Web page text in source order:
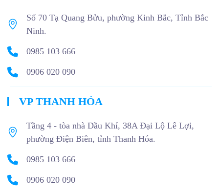
Số 70 Tạ Quang Bửu, phường Kinh Bắc, Tỉnh Bắc
Ninh.
0985 103 666
0906 020 090
VP THANH HÓA
Tầng 4 - tòa nhà Dầu Khí, 38A Đại Lộ Lê Lợi,
phường Điện Biên, tỉnh Thanh Hóa.
0985 103 666
0906 020 090